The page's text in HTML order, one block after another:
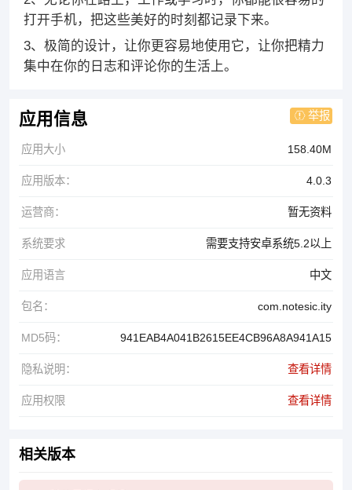
打开手机，把这些美好的时刻都记录下来。
3、极简的设计，让你更容易地使用它，让你把精力
集中在你的日志和评论你的生活上。
应用信息 举报
应用大小 158.40M
应用版本： 4.0.3
运营商： 暂无资料
系统要求 需要支持安卓系统5.2以上
应用语言 中文
包名： com.notesic.ity
MD5码： 941EAB4A041B2615EE4CB96A8A941A15
隐私说明： 查看详情
应用权限 查看详情
相关版本